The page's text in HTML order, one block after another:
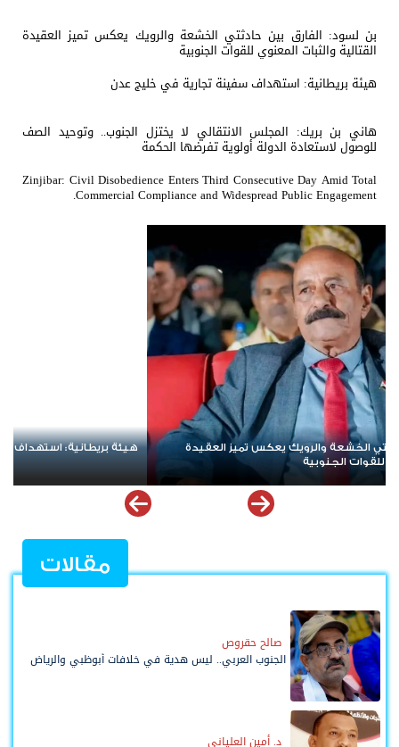
بن لسود: الفارق بين حادثتي الخشعة والرويك يعكس تميز العقيدة
القتالية والثبات المعنوي للقوات الجنوبية
هيئة بريطانية: استهداف سفينة تجارية في خليج عدن
هاني بن بريك: المجلس الانتقالي لا يختزل الجنوب.. وتوحيد الصف
للوصول لاستعادة الدولة أولوية تفرضها الحكمة
Zinjibar: Civil Disobedience Enters Third Consecutive Day Amid Total
Commercial Compliance and Widespread Public Engagement.
في خليج عدن
هاني بن بريك: المجلس الانتقالي لا
مقالات
صالح حقروص
الجنوب العربي.. ليس هدية في خلافات أبوظبي والرياض
د. أمين العلياني